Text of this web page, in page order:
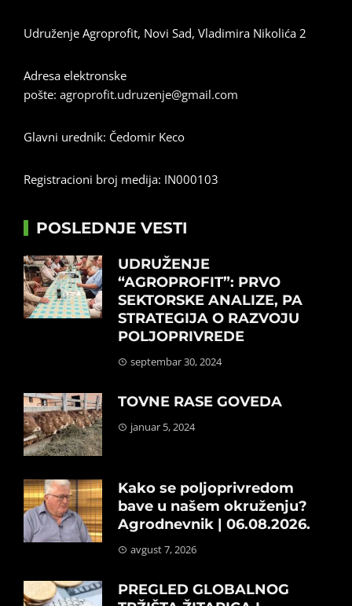
Udruženje Agroprofit, Novi Sad, Vladimira Nikolića 2
Adresa elektronske
pošte: agroprofit.udruzenje@gmail.com
Glavni urednik: Čedomir Keco
Registracioni broj medija: IN000103
POSLEDNJE VESTI
UDRUŽENJE
“AGROPROFIT”: PRVO
SEKTORSKE ANALIZE, PA
STRATEGIJA O RAZVOJU
POLJOPRIVREDE
septembar 30, 2024
TOVNE RASE GOVEDA
januar 5, 2024
Kako se poljoprivredom
bave u našem okruženju?
Agrodnevnik | 06.08.2026.
avgust 7, 2026
PREGLED GLOBALNOG